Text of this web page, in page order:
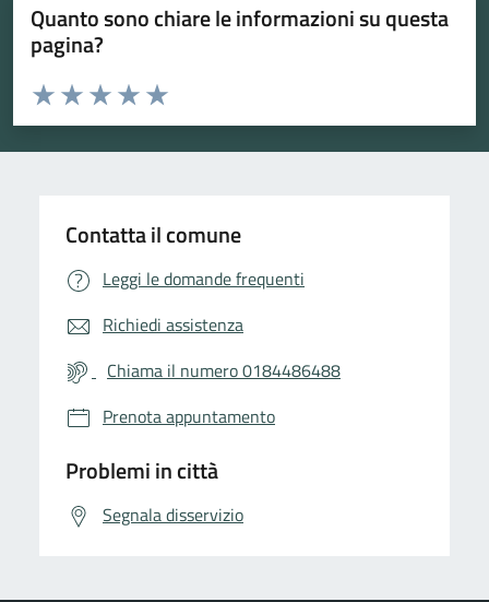
Quanto sono chiare le informazioni su questa
pagina?
Valuta da 1 a 5 stelle la pagina
Valuta 5 stelle su 5
Valuta 4 stelle su 5
Valuta 3 stelle su 5
Valuta 2 stelle su 5
Valuta 1 stelle su 5
Contatta il comune
Leggi le domande frequenti
Richiedi assistenza
Chiama il numero 0184486488
Prenota appuntamento
Problemi in città
Segnala disservizio